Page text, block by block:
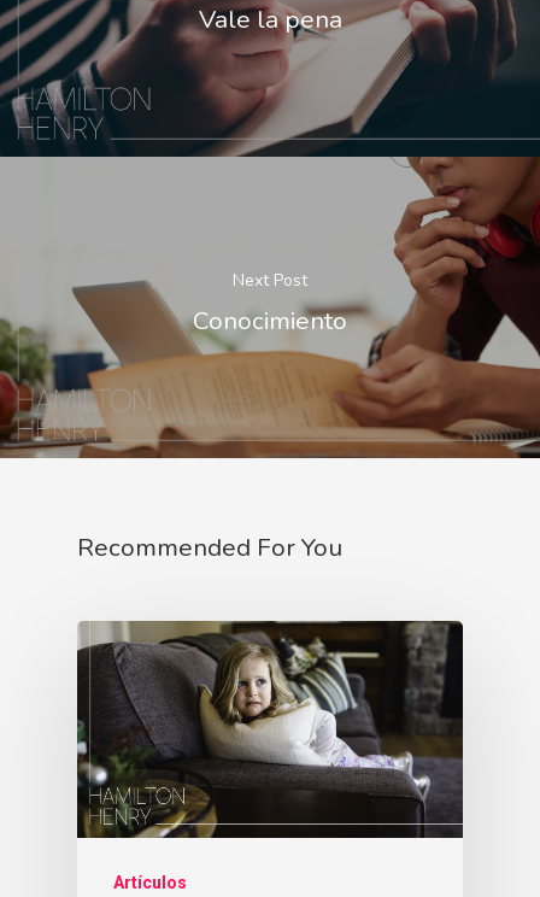
Vale la pena
Next Post
Conocimiento
Recommended For You
Artículos